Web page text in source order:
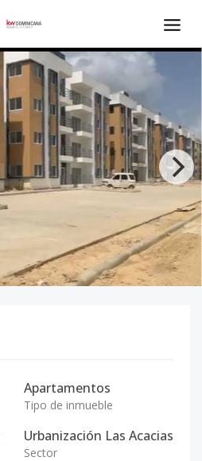
Apartamentos
Tipo de inmueble
Urbanización Las Acacias
Sector